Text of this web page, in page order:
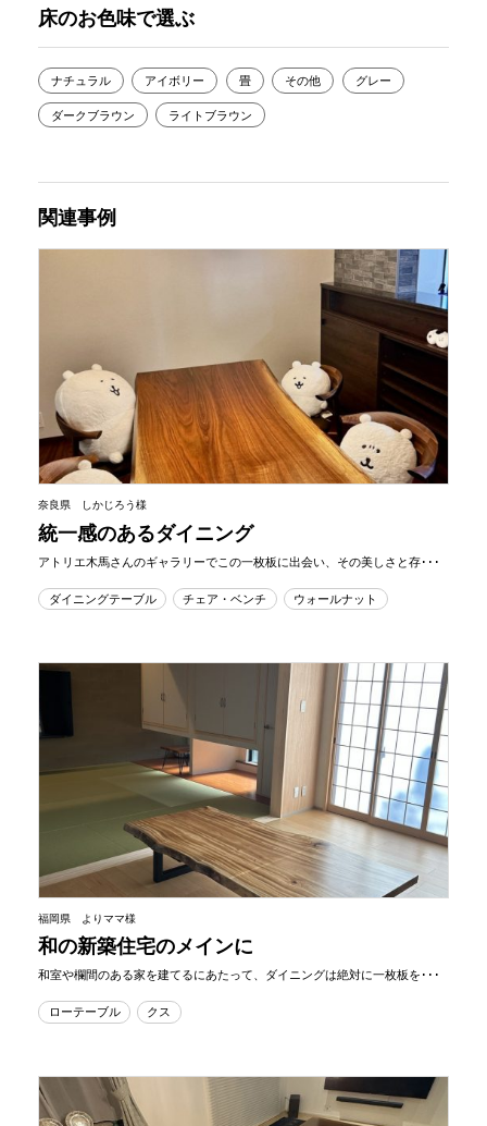
床のお色味で選ぶ
ナチュラル アイボリー 畳 その他 グレー
ダークブラウン ライトブラウン
関連事例
奈良県 しかじろう様
統一感のあるダイニング
アトリエ木馬さんのギャラリーでこの一枚板に出会い、その美しさと存･･･
ダイニングテーブル チェア・ベンチ ウォールナット
福岡県 よりママ様
和の新築住宅のメインに
和室や欄間のある家を建てるにあたって、ダイニングは絶対に一枚板を･･･
ローテーブル クス